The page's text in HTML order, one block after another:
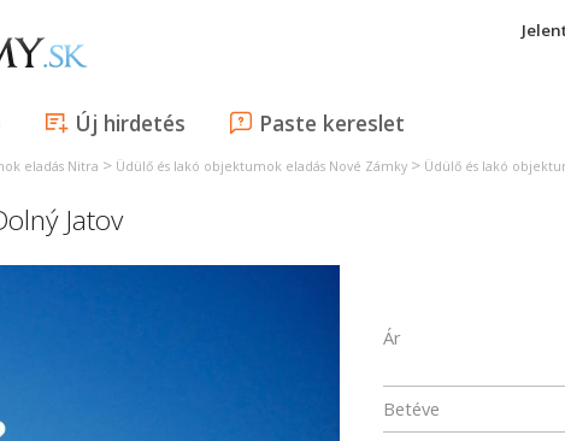
Új hirdetés Paste kereslet
eladás Nitra > Üdülő és lakó objektumok eladás Nové Zámky > Üdülő és lakó
Jatov
Ár
Betéve